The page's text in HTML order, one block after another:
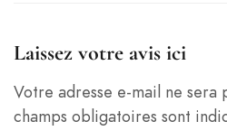
Laissez votre avis ici
Votre adresse e-mail ne sera
champs obligatoires sont